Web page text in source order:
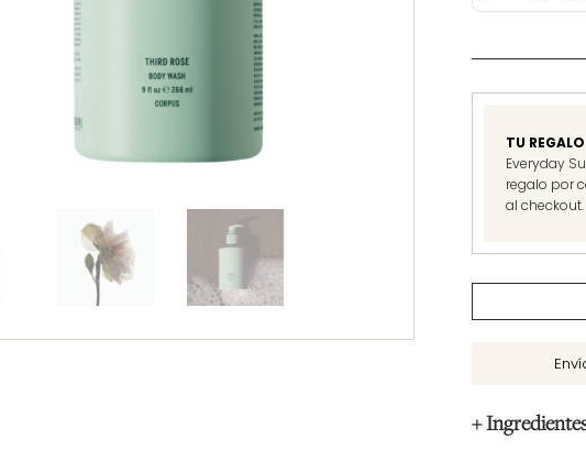
TU REGALO
Everyday
regalo por
al checkout.
+